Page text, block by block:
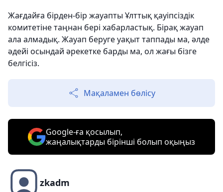
Жағдайға бірден-бір жауапты Ұлттық қауіпсіздік
комитетіне таңнан бері хабарластық. Бірақ жауап
ала алмадық. Жауап беруге уақыт таппады ма, әлде
әдейі осындай әрекетке барды ма, ол жағы бізге
белгісіз.
Мақаламен бөлісу
Google-ға қосылып,
жаңалықтарды бірінші болып оқыңыз
zkadm